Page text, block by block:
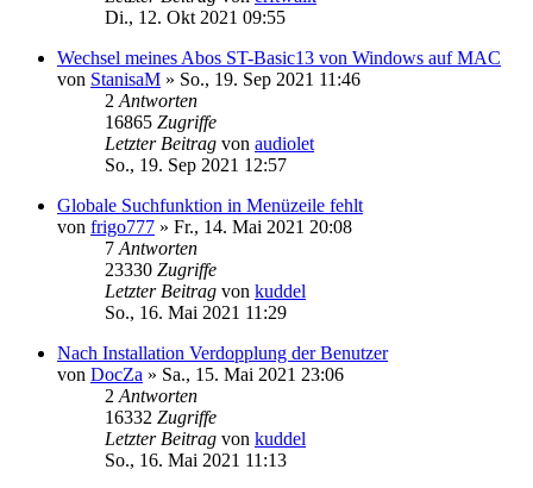
Di., 12. Okt 2021 09:55
Wechsel meines Abos ST-Basic13 von Windows auf MAC
von StanisaM » So., 19. Sep 2021 11:46
2 Antworten
16865 Zugriffe
Letzter Beitrag von audiolet
So., 19. Sep 2021 12:57
Globale Suchfunktion in Menüzeile fehlt
von frigo777 » Fr., 14. Mai 2021 20:08
7 Antworten
23330 Zugriffe
Letzter Beitrag von kuddel
So., 16. Mai 2021 11:29
Nach Installation Verdopplung der Benutzer
von DocZa » Sa., 15. Mai 2021 23:06
2 Antworten
16332 Zugriffe
Letzter Beitrag von kuddel
So., 16. Mai 2021 11:13